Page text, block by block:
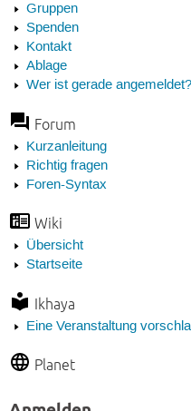
Gruppen
Spenden
Kontakt
Ablage
Wer ist gerade angemeldet?
Forum
Kurzanleitung
Richtig fragen
Foren-Syntax
Wiki
Übersicht
Startseite
Ikhaya
Eine Veranstaltung
Planet